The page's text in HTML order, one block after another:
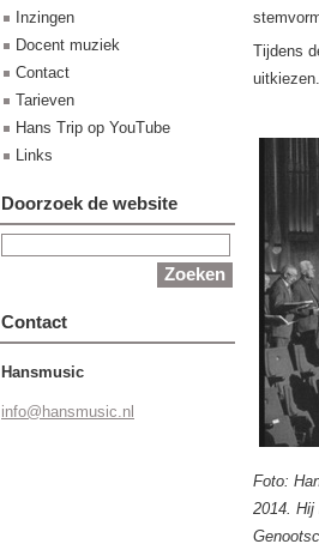
Tijdens
uitkiezen.
Foto:
2014. Hij
Inzingen
Docent muziek
Contact
Tarieven
Hans Trip op YouTube
Links
Doorzoek de website
Contact
Hansmusic
info@hansmusic.n